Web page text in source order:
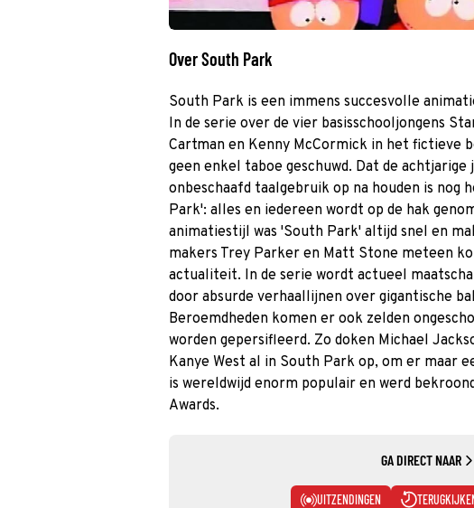
Over South Park
South Park is een immens succesvolle
In de serie over de vier basisschooljongens
Cartman en Kenny McCormick in het fictieve
geen enkel taboe geschuwd. Dat de
onbeschaafd taalgebruik op na houden is nog
Park': alles en iedereen wordt op de hak
animatiestijl was 'South Park' altijd snel en
makers Trey Parker en Matt Stone meteen
actualiteit. In de serie wordt actueel
door absurde verhaallijnen over gigantische
Beroemdheden komen er ook zelden
worden gepersifleerd. Zo doken Michael
Kanye West al in South Park op, om er maar
is wereldwijd enorm populair en werd
Awards.
GA DIRECT NAAR
UITZENDINGEN